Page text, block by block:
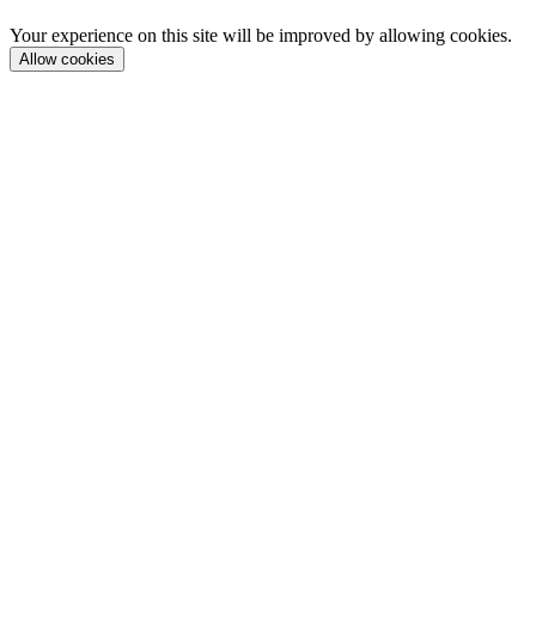
Your experience on this site will be improved by allowing cookies.
Allow cookies